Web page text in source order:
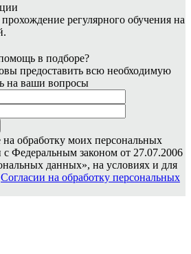
регулярного обучения на
в подборе?
предоставить всю необходимую
на ваши вопросы
на обработку моих персональных
с Федеральным законом от 27.07.2006
данных», на условиях и для
Согласии на обработку персональных